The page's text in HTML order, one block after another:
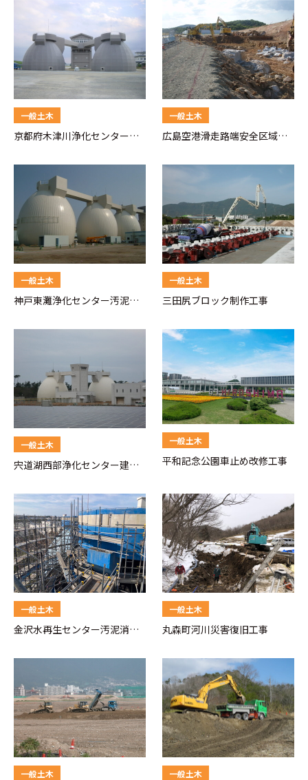
一般土木
京都府木津川浄化センター汚
一般土木
広島空港滑走路端安全区域用
一般土木
神戸東灘浄化センター汚泥消
一般土木
三田尻ブロック制作工事
一般土木
宍道湖西部浄化センター建設
一般土木
平和記念公園車止め改修工事
一般土木
金沢水再生センター汚泥消化
一般土木
丸森町河川災害復旧工事
一般土木 一般土木